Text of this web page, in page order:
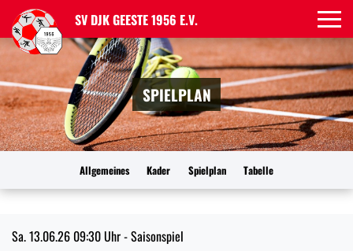
SV DJK GEESTE 1956 E.V.
SPIELPLAN
Allgemeines Kader Spielplan Tabelle
Sa. 13.06.26 09:30 Uhr- Saisonspiel